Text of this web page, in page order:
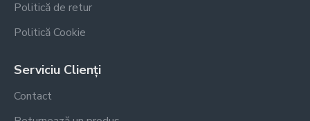
Politică de retur
Politică Cookie
Serviciu Clienți
Contact